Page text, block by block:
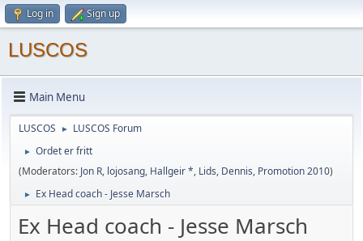
Log in Sign up
LUSCOS
Main Menu
LUSCOS ► LUSCOS Forum
►
Ordet er fritt
(Moderators: Jon R, lojosang, Hallgeir *, Lids, Dennis, Promotion 2010)
► Ex Head coach - Jesse Marsch
Ex Head coach - Jesse Marsch